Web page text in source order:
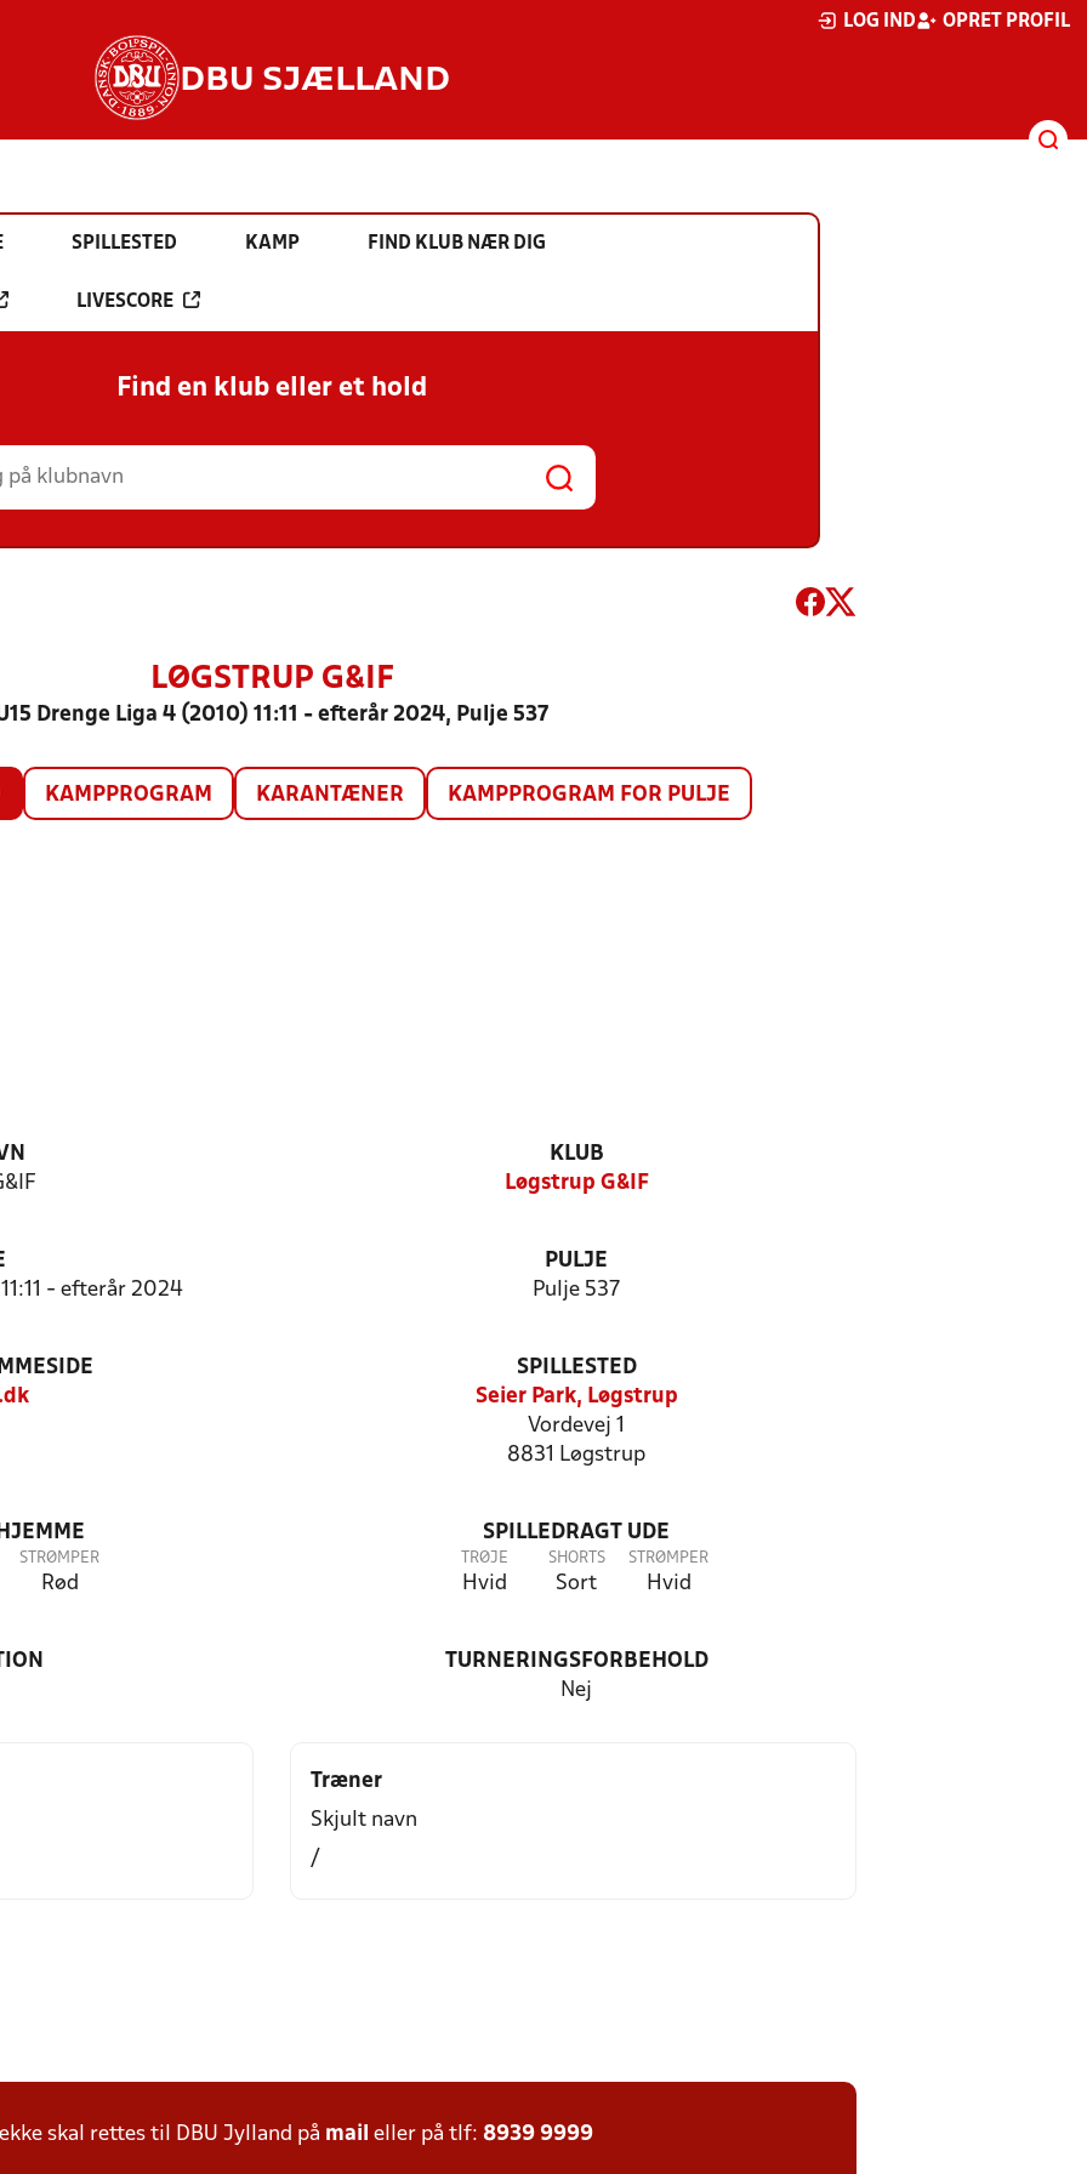
LOG IND OPRET PROFIL
DBU SJÆLLAND
SPILLESTED KAMP FIND KLUB NÆR DIG
LIVESCORE
Find en klub eller et hold
LØGSTRUP G&IF
Drenge Liga 4 (2010) 11:11 - efterår 2024, Pulje 537
KAMPPROGRAM KARANTÆNER KAMPPROGRAM FOR PULJE
KLUB
Løgstrup G&IF
- efterår 2024
PULJE
Pulje 537
SPILLESTED
Seier Park, Løgstrup
Vordevej 1
8831 Løgstrup
STRØMPER
Rød
SPILLEDRAGT UDE
TRØJE
Hvid
SHORTS
Sort
STRØMPER
Hvid
TURNERINGSFORBEHOLD
Nej
Træner
Skjult navn
/
skal rettes til DBU Jylland på mail eller på tlf: 8939 9999